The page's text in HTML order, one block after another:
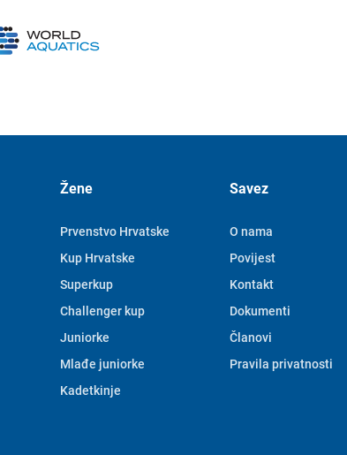
Žene
Prvenstvo Hrvatske
Kup Hrvatske
Superkup
Challenger kup
Juniorke
Mlađe juniorke
Kadetkinje
Savez
O nama
Povijest
Kontakt
Dokumenti
Članovi
Pravila privatnosti